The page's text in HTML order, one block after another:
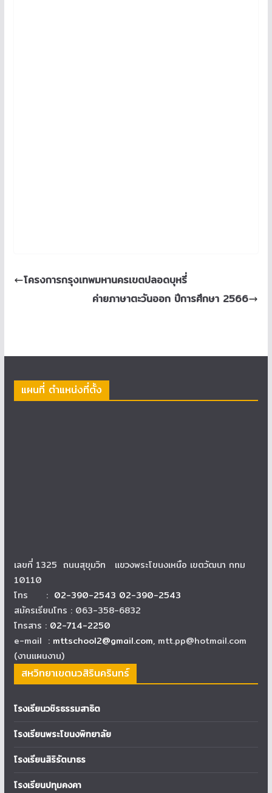
โครงการกรุงเทพมหานครเขตปลอดบุหรี่
ค่ายภาษาตะวันออก ปีการศึกษา 2566
แผนที่ ตำแหน่งที่ตั้ง
เลขที่ 1325 ถนนสุขุมวิท แขวงพระโขนงเหนือ เขตวัฒนา กทม
10110
โทร : 02-390-2543 02-390-2543
สมัครเรียนโทร : 063-358-6832
โทรสาร : 02-714-2250
e-mail : mttschool2@gmail.com, mtt.pp@hotmail.com
(งานแผนงาน)
สหวิทยาเขตนวสิรินครินทร์
โรงเรียนวชิรธรรมสาธิต
โรงเรียนพระโขนงพิทยาลัย
โรงเรียนสิริรัตนาธร
โรงเรียนปทุมคงคา